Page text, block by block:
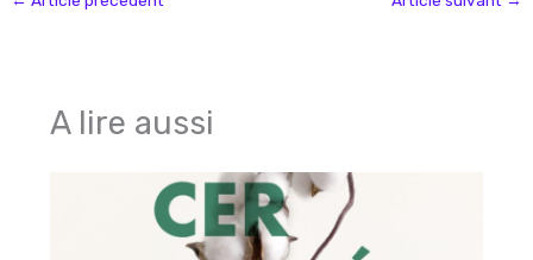
A lire aussi